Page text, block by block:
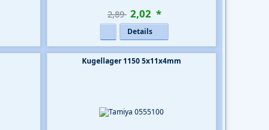
2,89  2,02 *
Details
Kugellager 1150 5x11x4mm